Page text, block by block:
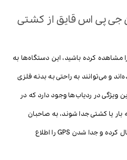
جی پی اس قایق از کشتی
مشاهده کرده باشید، این دستگاه‌ها به
و می‌توانند به راحتی به بدنه فلزی
ویژگی در ردیاب‌ها وجود دارد که در
یا کشتی جدا شوند، به صاحبان
محموله یا کشتی هشدار ارسال کرده و جدا شدن GPS را اطلاع